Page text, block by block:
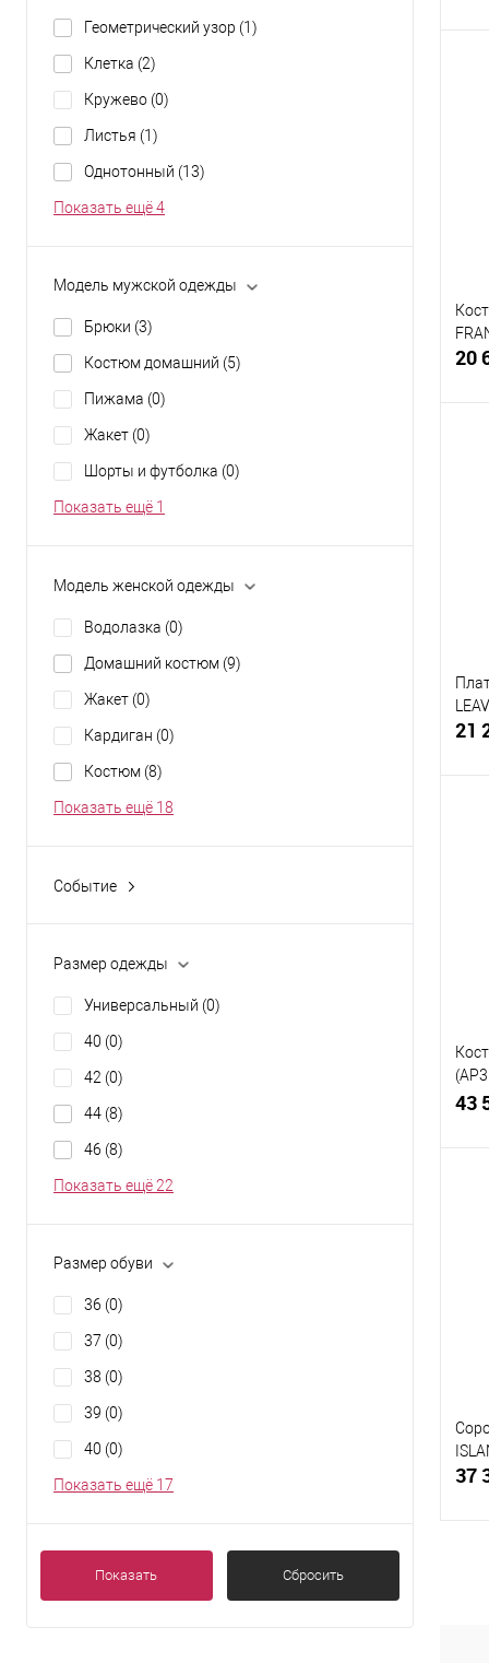
Геометрический узор (1)
Клетка (2)
Кружево (0)
Листья (1)
Однотонный (13)
Показать ещё 4
Модель мужской одежды
Брюки (3)
Костюм домашний (5)
Пижама (0)
Жакет (0)
Шорты и футболка (0)
Показать ещё 1
Модель женской одежды
Водолазка (0)
Домашний костюм (9)
Жакет (0)
Кардиган (0)
Костюм (8)
Показать ещё 18
Событие
На новоселье(0)
Размер одежды
Универсальный (0)
40 (0)
42 (0)
44 (8)
46 (8)
Показать ещё 22
Размер обуви
36 (0)
37 (0)
38 (0)
39 (0)
40 (0)
Показать ещё 17
Показать Сбросить
20
21
OLD
43
37